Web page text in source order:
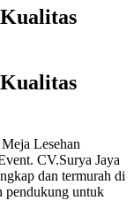
Lesehan
CV.Surya Jaya
dan termurah di
pendukung untuk